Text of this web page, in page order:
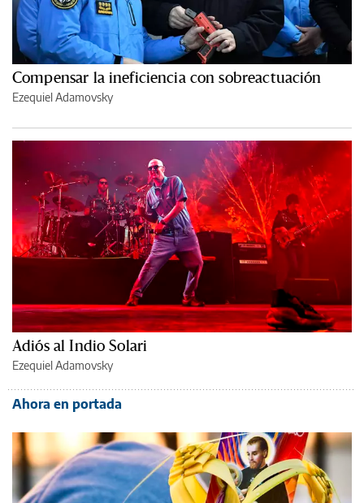
Compensar la ineficiencia con sobreactuación
Ezequiel Adamovsky
Adiós al Indio Solari
Ezequiel Adamovsky
Ahora en portada